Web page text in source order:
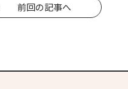
前回の記事へ